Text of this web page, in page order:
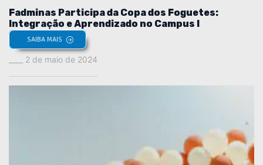
Fadminas Participa da Copa dos Foguetes:
Integração e Aprendizado no Campus I
SAIBA MAIS
2 de maio de 2024